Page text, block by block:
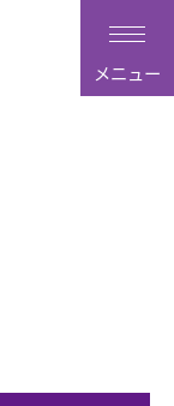
メニュー